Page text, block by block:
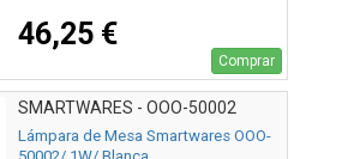
46,25 €
Comprar
SMARTWARES - OOO-50002
Lámpara de Mesa Smartwares OOO-